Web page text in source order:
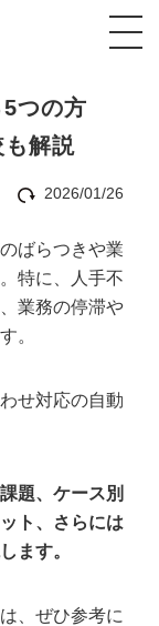
く
く
つの方
解説
2026/01/26
ばらつきや業
特に、人手不
業務の停滞や
。
せ対応の自動
題、ケース別
ト、さらには
ます。
、ぜひ参考に